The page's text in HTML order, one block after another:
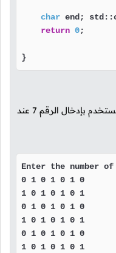
char end;
return 0;
}
بإدخال الرقم 7 عند
Enter the number
0 1 0 1 0 1 0
1 0 1 0 1 0 1
0 1 0 1 0 1 0
1 0 1 0 1 0 1
0 1 0 1 0 1 0
1 0 1 0 1 0 1